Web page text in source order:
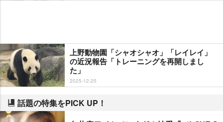
上野動物園「シャオシャオ」「レイレイ」
の近況報告「トレーニングを再開しまし
た」
2025-12-25
話題の特集をPICK UP！